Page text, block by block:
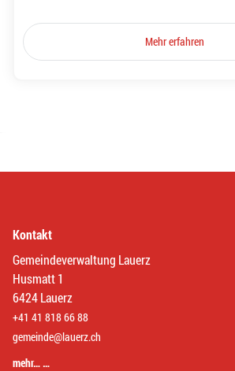
Mehr erfahren
Kontakt
Gemeindeverwaltung Lauerz
Husmatt 1
6424 Lauerz
+41 41 818 66 88
gemeinde@lauerz.ch
mehr… …